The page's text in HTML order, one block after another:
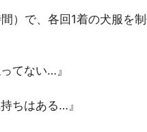
）で、各回1着の犬服を
てない…』
ちはある…』